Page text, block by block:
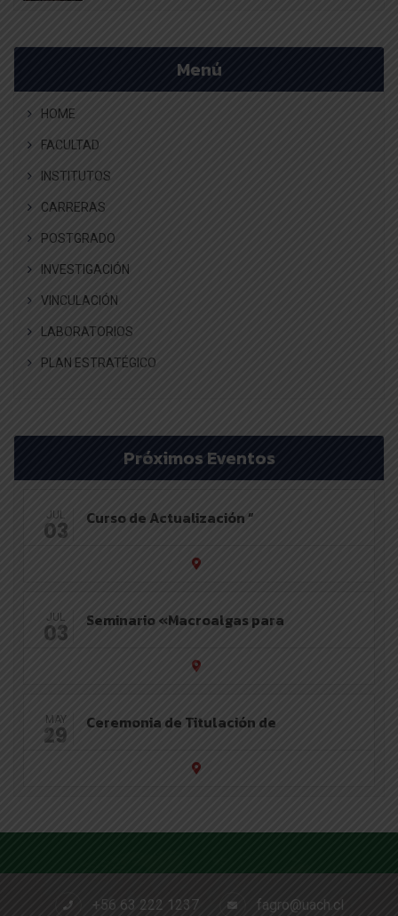
Menú
HOME
FACULTAD
INSTITUTOS
CARRERAS
POSTGRADO
INVESTIGACIÓN
VINCULACIÓN
LABORATORIOS
PLAN ESTRATÉGICO
Próximos Eventos
JUL
03 Curso de Actualización “
JUL
03 Seminario «Macroalgas para
MAY
29 Ceremonia de Titulación de
+56 63 222 1237 fagro@uach.cl